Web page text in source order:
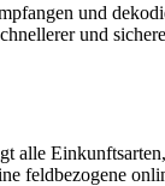
und
und
alle
feldbezogene